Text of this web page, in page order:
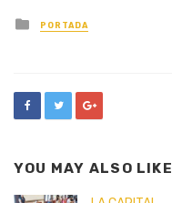
Posted
in
PORTADA
YOU MAY ALSO LIKE